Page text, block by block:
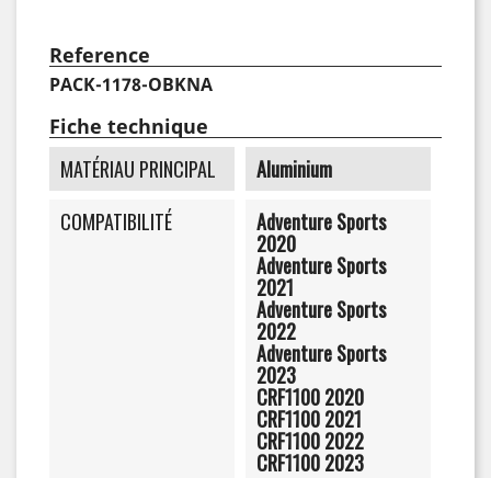
Reference
PACK-1178-OBKNA
Fiche technique
MATÉRIAU PRINCIPAL
Aluminium
COMPATIBILITÉ
Adventure Sports
2020
Adventure Sports
2021
Adventure Sports
2022
Adventure Sports
2023
CRF1100 2020
CRF1100 2021
CRF1100 2022
CRF1100 2023